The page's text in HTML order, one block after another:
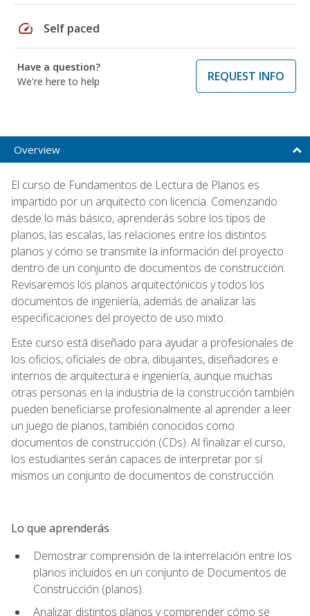
speed Self paced
Have a question?
We're here to help
REQUEST INFO
Overview
El curso de Fundamentos de Lectura de Planos es
impartido por un arquitecto con licencia. Comenzando
desde lo más básico, aprenderás sobre los tipos de
planos, las escalas, las relaciones entre los distintos
planos y cómo se transmite la información del proyecto
dentro de un conjunto de documentos de construcción.
Revisaremos los planos arquitectónicos y todos los
documentos de ingeniería, además de analizar las
especificaciones del proyecto de uso mixto.
Este curso está diseñado para ayudar a profesionales de
los oficios, oficiales de obra, dibujantes, diseñadores e
internos de arquitectura e ingeniería, aunque muchas
otras personas en la industria de la construcción también
pueden beneficiarse profesionalmente al aprender a leer
un juego de planos, también conocidos como
documentos de construcción (CDs). Al finalizar el curso,
los estudiantes serán capaces de interpretar por sí
mismos un conjunto de documentos de construcción.
Lo que aprenderás
Demostrar comprensión de la interrelación entre los
planos incluidos en un conjunto de Documentos de
Construcción (planos).
Analizar distintos planos y comprender cómo se